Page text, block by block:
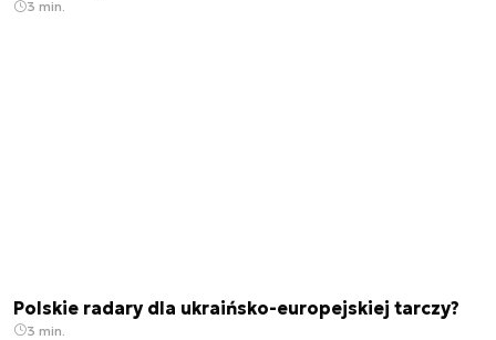
3 min.
Polskie radary dla ukraińsko-europejskiej tarczy?
3 min.